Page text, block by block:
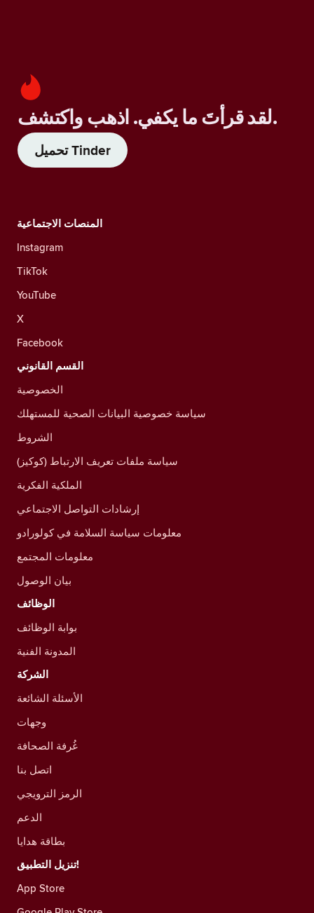
لقد قرأتَ ما يكفي. اذهب واكتشف.
تحميل Tinder
المنصات الاجتماعية
Instagram
TikTok
YouTube
X
Facebook
القسم القانوني
الخصوصية
سياسة خصوصية البيانات الصحية للمستهلك
الشروط
سياسة ملفات تعريف الارتباط (كوكيز)
الملكية الفكرية
إرشادات التواصل الاجتماعي
معلومات سياسة السلامة في كولورادو
معلومات المجتمع
بيان الوصول
الوظائف
بوابة الوظائف
المدونة الفنية
الشركة
الأسئلة الشائعة
وجهات
غُرفة الصحافة
اتصل بنا
الرمز الترويجي
الدعم
بطاقة هدايا
تنزيل التطبيق!
App Store